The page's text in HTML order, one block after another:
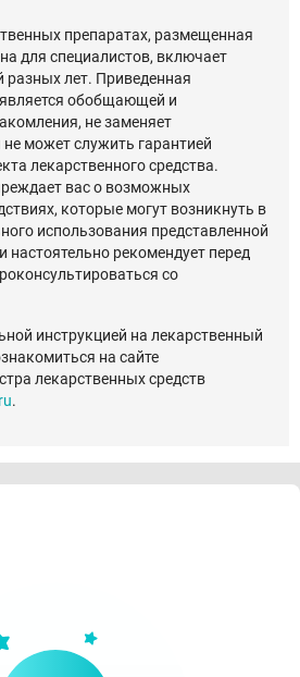
препаратах, размещенная
для специалистов, включает
разных лет. Приведенная
обобщающей и
не заменяет
может служить гарантией
лекарственного средства.
вас о возможных
которые могут возникнуть в
использования представленной
настоятельно рекомендует перед
со
инструкцией на лекарственный
на сайте
лекарственных средств
.